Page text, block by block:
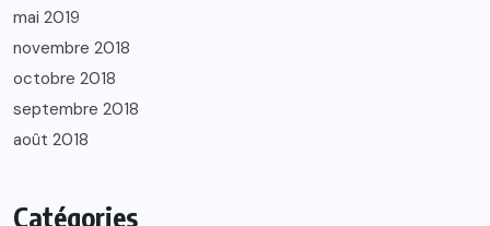
mai 2019
novembre 2018
octobre 2018
septembre 2018
août 2018
Catégories